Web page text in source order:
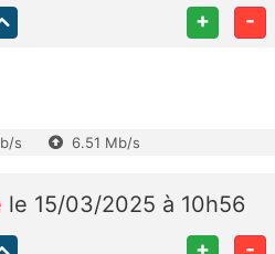
+ -
s 6.51 Mb/s
le 15/03/2025 à 10h56
+ -